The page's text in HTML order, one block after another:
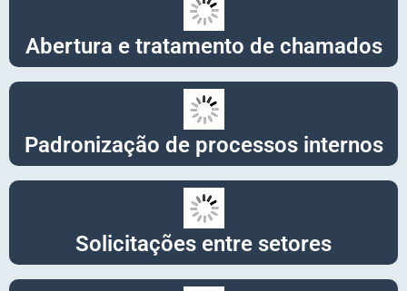
Abertura e tratamento de chamados
Padronização de processos internos
Solicitações entre setores